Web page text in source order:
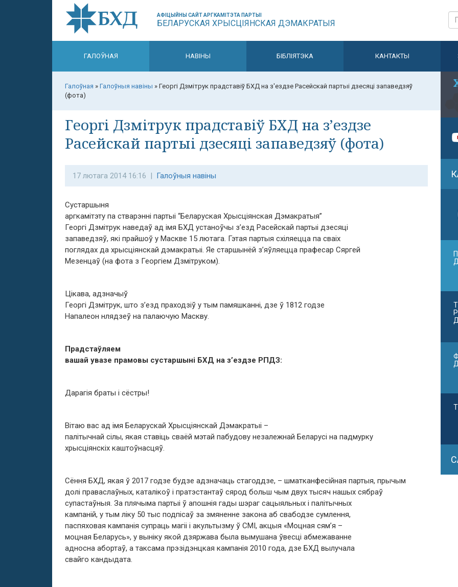
АФІЦЫЙНЫ САЙТ АРГКАМІТЭТА ПАРТЫІ
БЕЛАРУСКАЯ ХРЫСЦІЯНСКАЯ ДЭМАКРАТЫЯ
ГАЛОЎНАЯ НАВІНЫ БІБЛІЯТЭКА КАНТАКТЫ
Галоўная » Галоўныя навіны » Георгі Дзмітрук прадставіў БХД на з'ездзе Расейскай партыі дзесяці запаведзяў
(фота)
Георгі Дзмітрук прадставіў БХД на з’ездзе
Расейскай партыі дзесяці запаведзяў (фота)
17 лютага 2014 16:16 | Галоўныя навіны
Сустаршыня
аргкамітэту па стварэнні партыі “Беларуская Хрысціянская Дэмакратыя”
Георгі Дзмітрук наведаў ад імя БХД устаноўчы з’езд Расейскай партыі дзесяці
запаведзяў, які прайшоў у Маскве 15 лютага. Гэтая партыя схіляецца па сваіх
поглядах да хрысціянскай дэмакратыі. Яе старшынёй з’яўляецца прафесар Сяргей
Мезенцаў (на фота з Георгіем Дзмітруком).
Цікава, адзначыў
Георгі Дзмітрук, што з’езд праходзіў у тым памяшканні, дзе ў 1812 годзе
Напалеон нлядзеў на палаючую Маскву.
Прадстаўляем
вашай увазе прамовы сустаршыні БХД на з’ездзе РПДЗ:
Дарагія браты і сёстры!
Вітаю вас ад імя Беларускай Хрысціянскай Дэмакратыі –
палітычнай сілы, якая ставіць сваёй мэтай пабудову незалежнай Беларусі на падмурку
хрысціянскіх каштоўнасцяў.
Сёння БХД, якая ў 2017 годзе будзе адзначаць стагоддзе, – шматканфесійная партыя, прычым
долі праваслаўных, каталікоў і пратэстантаў сярод больш чым двух тысяч нашых сябраў
супастаўныя. За плячыма партыі ў апошнія гады шэраг сацыяльных і палітычных
кампаній, у тым ліку 50 тыс подпісаў за змяненне закона аб свабодзе сумлення,
паспяховая кампанія супраць магіі і акультызму ў СМІ, акцыя «Моцная сям’я –
моцная Беларусь», у выніку якой дзяржава была вымушана ўвесці абмежаванне
адносна абортаў, а таксама прэзідэнцкая кампанія 2010 года, дзе БХД вылучала
свайго кандыдата.